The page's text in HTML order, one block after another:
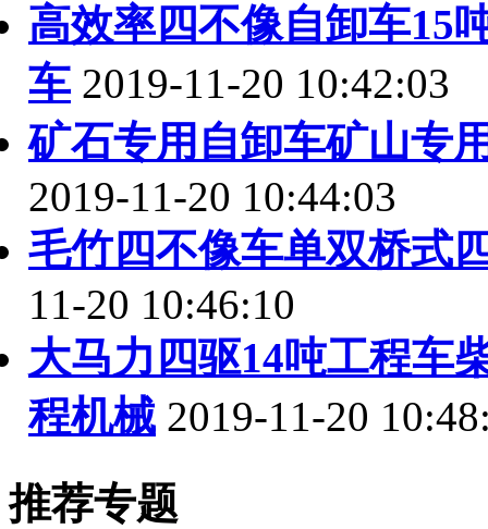
高效率四不像自卸车15
车 2019-11-20 10:42:03
矿石专用自卸车矿山专
2019-11-20 10:44:03
毛竹四不像车单双桥式
11-20 10:46:10
大马力四驱14吨工程车
程机械 2019-11-20
推荐专题